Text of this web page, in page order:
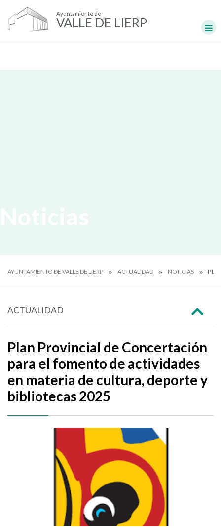
Ayuntamiento de
VALLE DE LIERP
AYUNTAMIENTO DE VALLE DE LIERP ACTUALIDAD NOTICIAS
ACTUALIDAD
Plan Provincial de Concertación
para el fomento de actividades
en materia de cultura, deporte y
bibliotecas 2025